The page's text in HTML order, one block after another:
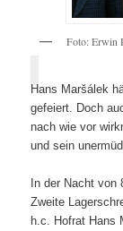
Foto: Erwin
Hans Maršálek
gefeiert. Doch
nach wie vor
und sein
In der Nacht
Zweite
h.c. Hofrat Hans